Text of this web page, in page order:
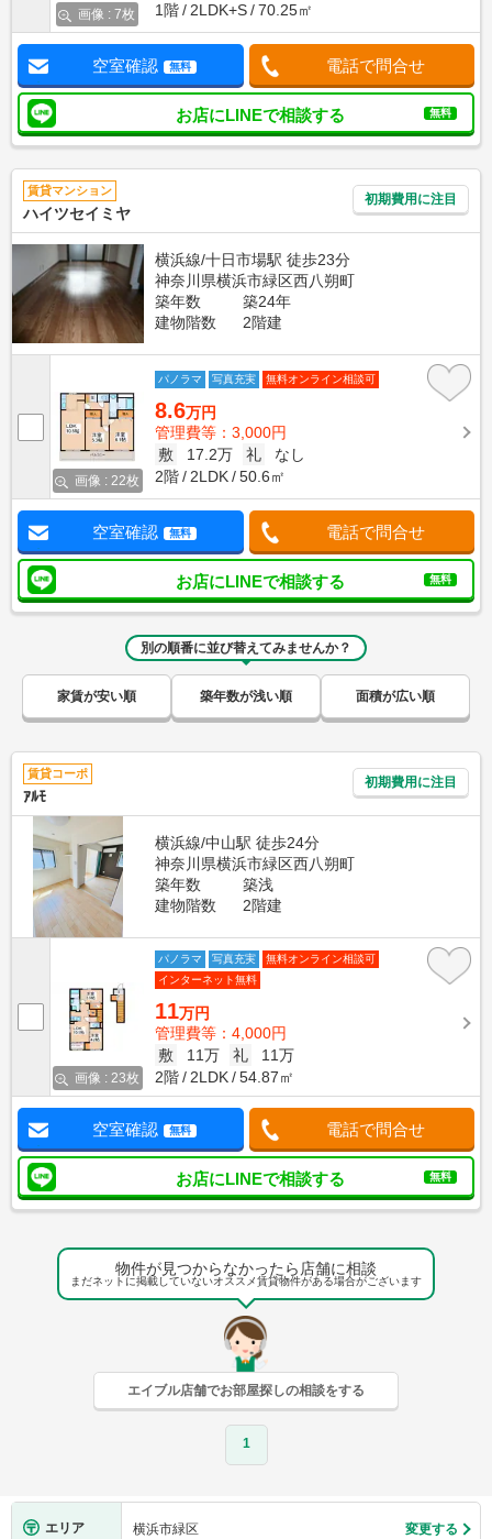
画像 : 7枚 1階 2LDK+S 70.25㎡
空室確認 無料 電話で問合せ
お店にLINEで相談する 無料
賃貸マンション
ハイツセイミヤ
初期費用に注目
横浜線/十日市場駅 徒歩23分
神奈川県横浜市緑区西八朔町
築年数
築24年
建物階数
2階建
画像 : 22枚
パノラマ 写真充実 無料オンライン相談可
8.6万円
管理費等：3,000円
敷
17.2万 礼
なし
2階
2LDK 50.6㎡
空室確認 無料 電話で問合せ
お店にLINEで相談する 無料
別の順番に並び替えてみませんか？
家賃が安い順 築年数が浅い順 面積が広い順
賃貸コーポ
ｱﾙﾓ
初期費用に注目
横浜線/中山駅 徒歩24分
神奈川県横浜市緑区西八朔町
築年数
築浅
建物階数
2階建
画像 : 23枚
パノラマ 写真充実
無料オンライン相談可
インターネット無料
11万円
管理費等：4,000円
敷
11万 礼
11万
2階
2LDK 54.87㎡
空室確認 無料 電話で問合せ
お店にLINEで相談する 無料
物件が見つからなかったら店舗に相談
まだネットに掲載していないオススメ賃貸物件がある場合がございます
エイブル店舗でお部屋探しの相談をする
1
エリア 横浜市緑区 変更する